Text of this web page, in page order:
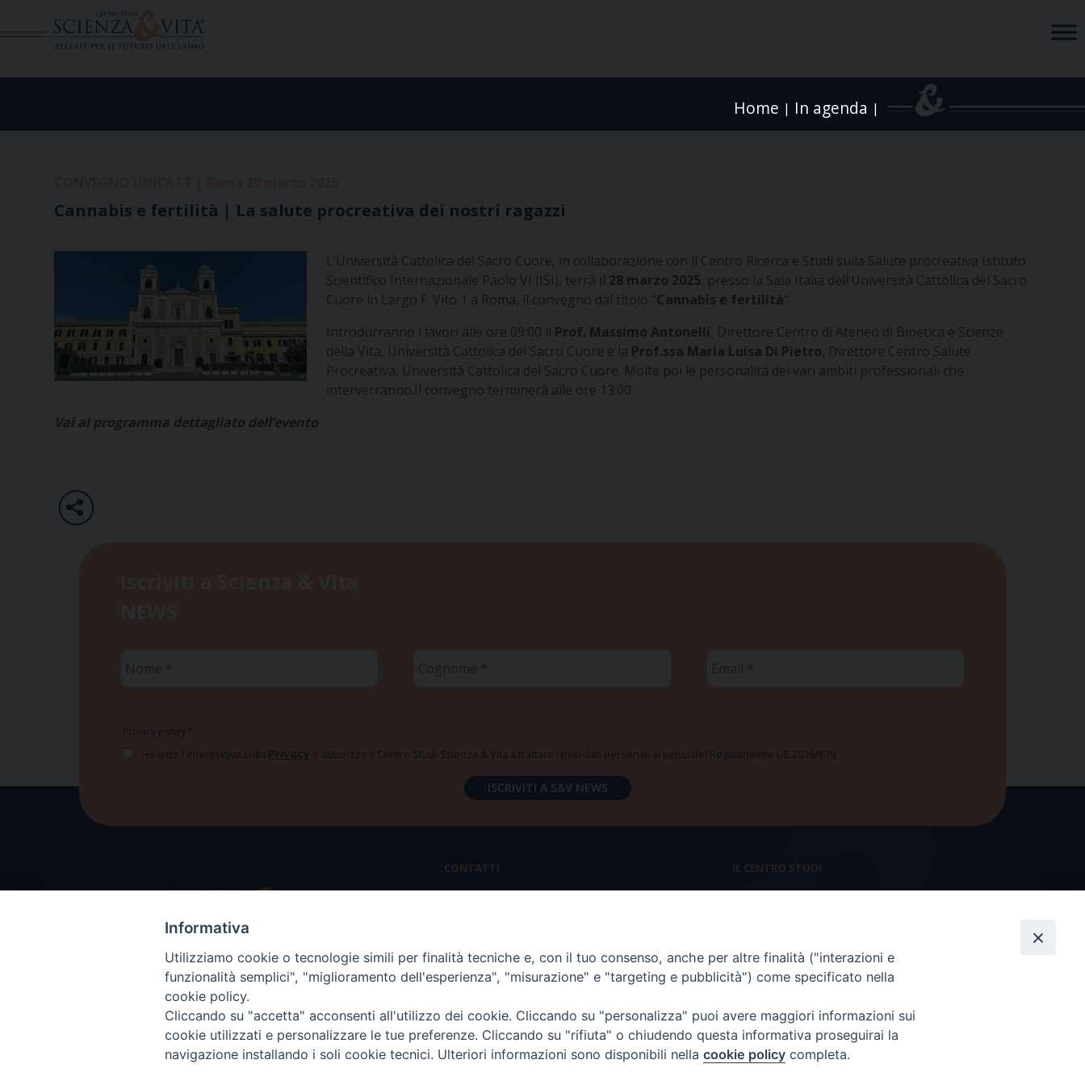
Home | In agenda |
Cannabis e fertilità | La salute procreativa dei nostri ragazzi
L’Università Cattolica del Sacro Cuore, in collaborazione con il Centro Ricerca e Studi sulla Salute procreativa Istituto
Scientifico Internazionale Paolo VI (ISI), terrà il 28 marzo 2025 , presso la Sala Italia dell’Università Cattolica del Sacro
Cuore in Largo F. Vito 1 a Roma, il convegno dal titolo “Cannabis e fertilità“.
Introdurranno i lavori alle ore 09:00 il Prof. Massimo Antonelli , Direttore Centro di Ateneo di Bioetica e Scienze
della Vita, Università Cattolica del Sacro Cuore e la Prof.ssa Maria Luisa Di Pietro , Direttore Centro Salute
Procreativa, Università Cattolica del Sacro Cuore. Molte poi le personalità dei vari ambiti professionali che
interverranno.Il convegno terminerà alle ore 13:00
Vai al programma dettagliato dell’evento
Privacy policy *
Ho letto l'informativa sulla Privacy e autorizzo il Centro Studi Scienza & Vita a trattare i miei dati personali ai sensi del Regolamento UE 2016/679
CONTATTI
segreteria@scienzaevita.org
IL CENTRO STUDI
Presidenza e ufficio presidenza
Coordinamento nazionale
Informativa
Utilizziamo cookie o tecnologie simili per finalità tecniche e, con il tuo consenso, anche per altre finalità ("interazioni e
funzionalità semplici", "miglioramento dell'esperienza", "misurazione" e "targeting e pubblicità") come specificato nella
cookie policy.
Cliccando su "accetta" acconsenti all'utilizzo dei cookie. Cliccando su "personalizza" puoi avere maggiori informazioni sui
cookie utilizzati e personalizzare le tue preferenze. Cliccando su "rifiuta" o chiudendo questa informativa proseguirai la
navigazione installando i soli cookie tecnici. Ulteriori informazioni sono disponibili nella cookie policy completa.